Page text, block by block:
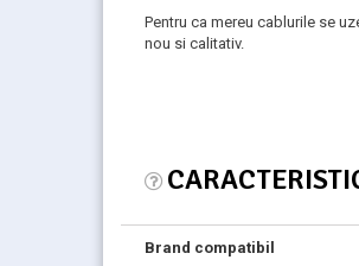
Pentru ca mereu cablurile se
nou si calitativ.
Brand compatibil